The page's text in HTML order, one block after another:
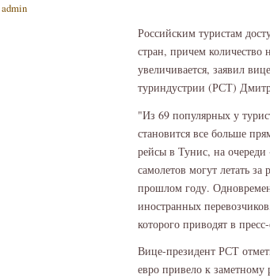
admin
Российским туристам
стран, причем
увеличивается, заявил
туриндустрии (РСТ)
"Из 69 популярных у
становится все больше
рейсы в Тунис, на
самолетов могут летать
прошлом году.
иностранных
которого приводят в
Вице-президент РСТ
евро привело к заметному